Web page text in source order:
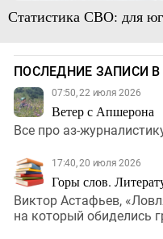
Статистика СВО: для
ПОСЛЕДНИЕ ЗАПИСИ В
07:50, 22 июля 2026
Ветер с Апшерона
Все про аз-
17:40, 20 июля 2026
Горы слов.
Виктор Астафьев,
на который обиделись